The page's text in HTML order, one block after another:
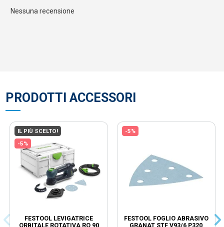
Nessuna recensione
PRODOTTI ACCESSORI
IL PIÙ SCELTO!
-5%
FESTOOL LEVIGATRICE
ORBITALE ROTATIVA RO 90
-5%
FESTOOL FOGLIO ABRASIVO
GRANAT STF V93/6 P320